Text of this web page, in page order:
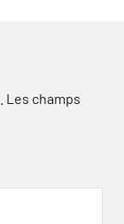
Les champs